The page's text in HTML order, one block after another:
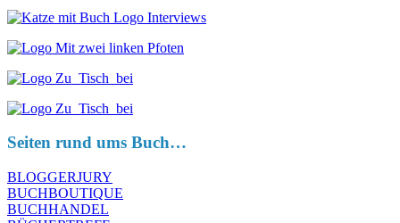
Seiten rund ums Buch…
BLOGGERJURY
BUCHBOUTIQUE
BUCHHANDEL